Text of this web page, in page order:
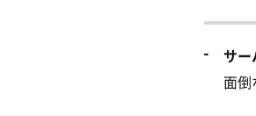
サ
面